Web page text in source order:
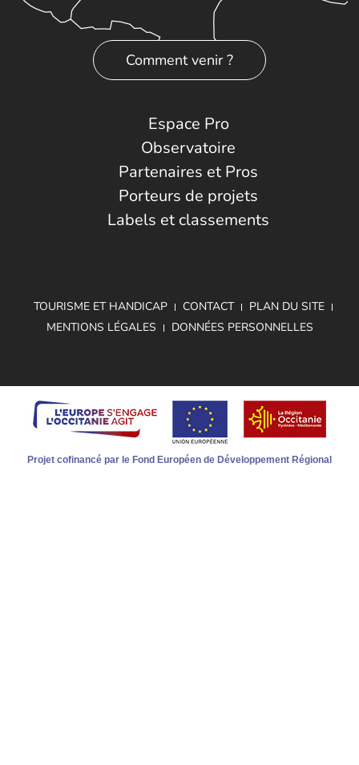
Comment venir ?
Espace Pro
Observatoire
Partenaires et Pros
Porteurs de projets
Labels et classements
TOURISME ET HANDICAP CONTACT
PLAN DU SITE
MENTIONS LÉGALES
DONNÉES PERSONNELLES
Projet cofinancé par le Fond Européen de Développement Régional